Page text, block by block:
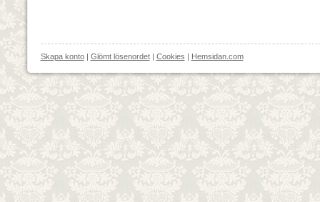
Skapa konto| Glömt lösenordet| Cookies | Hemsidan.com